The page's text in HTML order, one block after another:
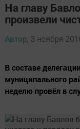
На главу
произвели
Автор, 3 ноября
В составе
муниципального
неделю провёл в